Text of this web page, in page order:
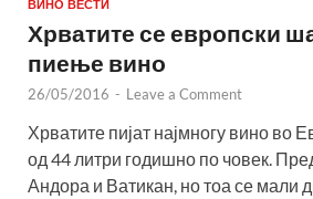
ВИНО ВЕСТИ
Хрватите се европски
пиење вино
26/05/2016 - Leave a Comment
Хрватите пијат најмногу вино во
од 44 литри годишно по човек.
Андора и Ватикан, но тоа се мали